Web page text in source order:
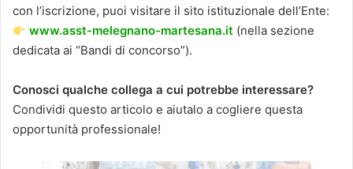
con l’iscrizione, puoi visitare il sito istituzionale dell’Ente:
www.asst-melegnano-martesana.it (nella sezione
dedicata ai “Bandi di concorso”).
Conosci qualche collega a cui potrebbe interessare?
Condividi questo articolo e aiutalo a cogliere questa
opportunità professionale!